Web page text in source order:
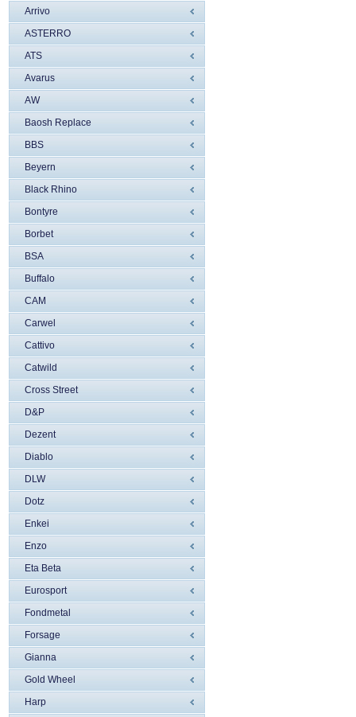
Arrivo
ASTERRO
ATS
Avarus
AW
Baosh Replace
BBS
Beyern
Black Rhino
Bontyre
Borbet
BSA
Buffalo
CAM
Carwel
Cattivo
Catwild
Cross Street
D&P
Dezent
Diablo
DLW
Dotz
Enkei
Enzo
Eta Beta
Eurosport
Fondmetal
Forsage
Gianna
Gold Wheel
Harp